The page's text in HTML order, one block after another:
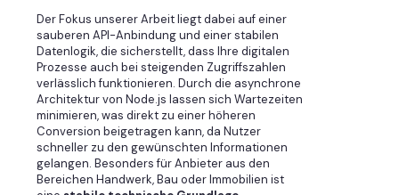
Der Fokus unserer Arbeit liegt dabei auf einer
sauberen API-Anbindung und einer stabilen
Datenlogik, die sicherstellt, dass Ihre digitalen
Prozesse auch bei steigenden Zugriffszahlen
verlässlich funktionieren. Durch die asynchrone
Architektur von Node.js lassen sich Wartezeiten
minimieren, was direkt zu einer höheren
Conversion beigetragen kann, da Nutzer
schneller zu den gewünschten Informationen
gelangen. Besonders für Anbieter aus den
Bereichen Handwerk, Bau oder Immobilien ist